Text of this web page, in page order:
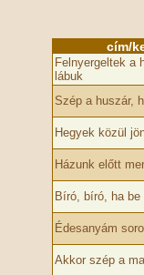
cím/
Felnyergeltek a
lábuk
Szép a huszár,
Hegyek közül
Házunk előtt
Bíró, bíró, ha be
Édesanyám
Akkor szép a